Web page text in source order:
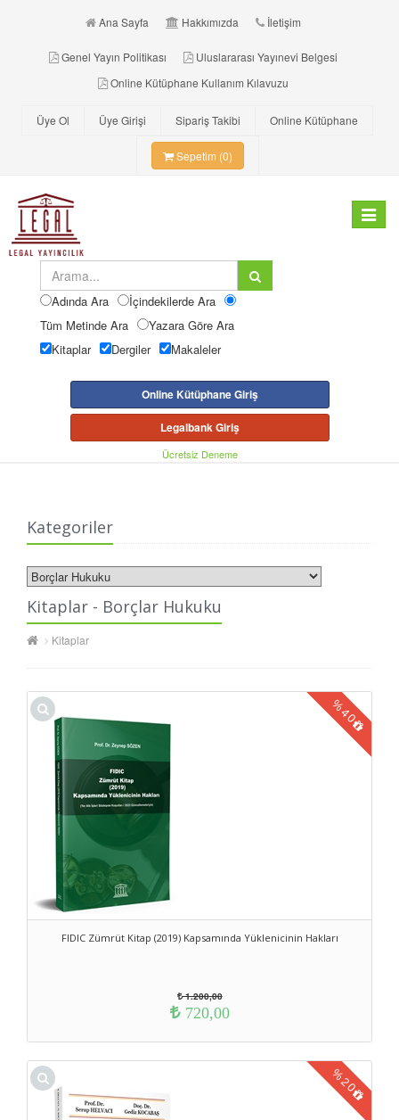
Ana Sayfa Hakkımızda İletişim
Genel Yayın Politikası
Uluslararası Yayınevi Belgesi
Online Kütüphane Kullanım Kılavuzu
Üye Ol Üye Girişi Sipariş Takibi Online Kütüphane
Sepetim (0)
Toggle
Adında Ara
İçindekilerde Ara
Tüm Metinde Ara
Yazara Göre Ara
Kitaplar
Dergiler Makaleler
Online Kütüphane Giriş
Legalbank Giriş
Ücretsiz Deneme
Kategoriler
Kitaplar - Borçlar Hukuku
Kitaplar
FIDIC Zümrüt Kitap (2019) Kapsamında Yüklenicinin Hakları
%40
1.200,00
720,00
%
20